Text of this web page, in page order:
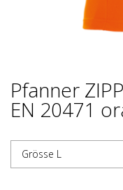
Pfanner
EN 20471
Grösse L